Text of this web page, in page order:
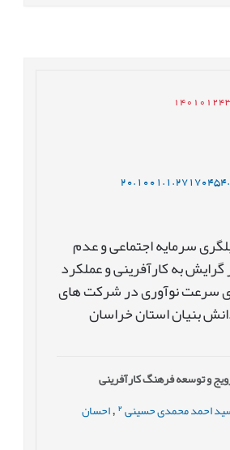
سرمایه اجتماعی و عدم
به کارآفرینی و عملکرد
سرعت نوآوری در شرکت های
بنیان استان خراسان
و توسعه فرهنگ کارآفرینی
احمد محمدی حسینی 2
, احسان